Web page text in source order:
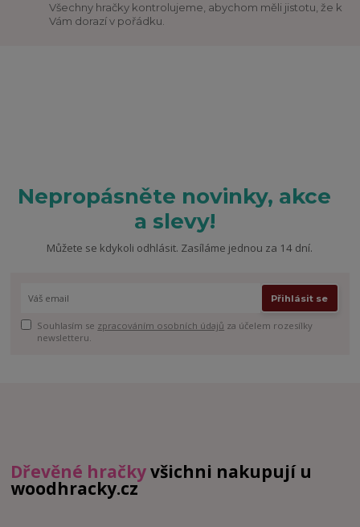
Všechny hračky kontrolujeme, abychom měli jistotu, že k
Vám dorazí v pořádku.
Nepropásněte novinky, akce
a slevy!
Můžete se kdykoli odhlásit. Zasíláme jednou za 14 dní.
Přihlásit se
Souhlasím se zpracováním osobních údajů za účelem rozesílky
newsletteru.
Dřevěné hračkyvšichni nakupují u
woodhracky.cz